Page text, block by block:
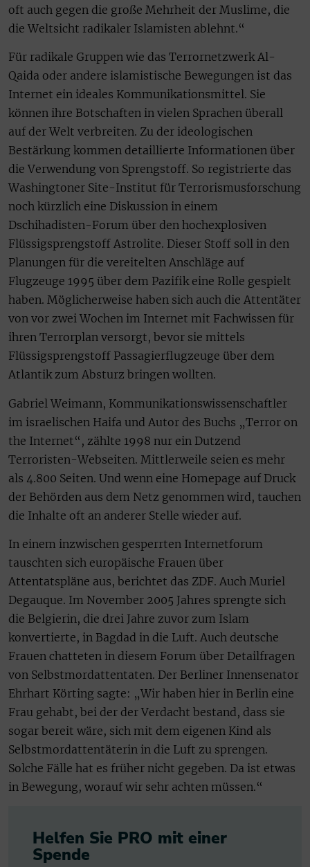
oft auch gegen die große Mehrheit der Muslime, die
die Weltsicht radikaler Islamisten ablehnt.“
Für radikale Gruppen wie das Terrornetzwerk Al-
Qaida oder andere islamistische Bewegungen ist das
Internet ein ideales Kommunikationsmittel. Sie
können ihre Botschaften in vielen Sprachen überall
auf der Welt verbreiten. Zu der ideologischen
Bestärkung kommen detaillierte Informationen über
die Verwendung von Sprengstoff. So registrierte das
Washingtoner Site-Institut für Terrorismusforschung
noch kürzlich eine Diskussion in einem
Dschihadisten-Forum über den hochexplosiven
Flüssigsprengstoff Astrolite. Dieser Stoff soll in den
Planungen für die vereitelten Anschläge auf
Flugzeuge 1995 über dem Pazifik eine Rolle gespielt
haben. Möglicherweise haben sich auch die Attentäter
von vor zwei Wochen im Internet mit Fachwissen für
ihren Terrorplan versorgt, bevor sie mittels
Flüssigsprengstoff Passagierflugzeuge über dem
Atlantik zum Absturz bringen wollten.
Gabriel Weimann, Kommunikationswissenschaftler
im israelischen Haifa und Autor des Buchs „Terror on
the Internet“, zählte 1998 nur ein Dutzend
Terroristen-Webseiten. Mittlerweile seien es mehr
als 4.800 Seiten. Und wenn eine Homepage auf Druck
der Behörden aus dem Netz genommen wird, tauchen
die Inhalte oft an anderer Stelle wieder auf.
In einem inzwischen gesperrten Internetforum
tauschten sich europäische Frauen über
Attentatspläne aus, berichtet das ZDF. Auch Muriel
Degauque. Im November 2005 Jahres sprengte sich
die Belgierin, die drei Jahre zuvor zum Islam
konvertierte, in Bagdad in die Luft. Auch deutsche
Frauen chatteten in diesem Forum über Detailfragen
von Selbstmordattentaten. Der Berliner Innensenator
Ehrhart Körting sagte: „Wir haben hier in Berlin eine
Frau gehabt, bei der der Verdacht bestand, dass sie
sogar bereit wäre, sich mit dem eigenen Kind als
Selbstmordattentäterin in die Luft zu sprengen.
Solche Fälle hat es früher nicht gegeben. Da ist etwas
in Bewegung, worauf wir sehr achten müssen.“
Helfen Sie PRO mit einer
Spende